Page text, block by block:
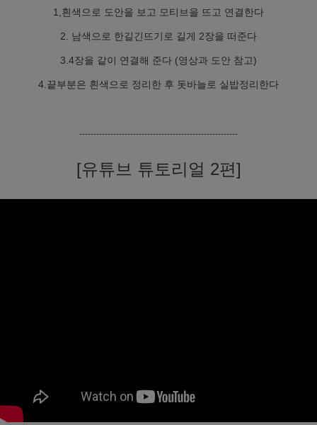
1,흰색으로 도안을 보고 모티브을 뜨고 연결한다
2. 남색으로 한길긴뜨기로 길게 2장을 떠준다
3.4장을 같이 연결해 준다 (영상과 도안 참고)
4.끝부분은 흰색으로 정리한 후 돗바늘로 실밥정리한다
--------------------------------------------------------
[유튜브 튜토리얼 2편]